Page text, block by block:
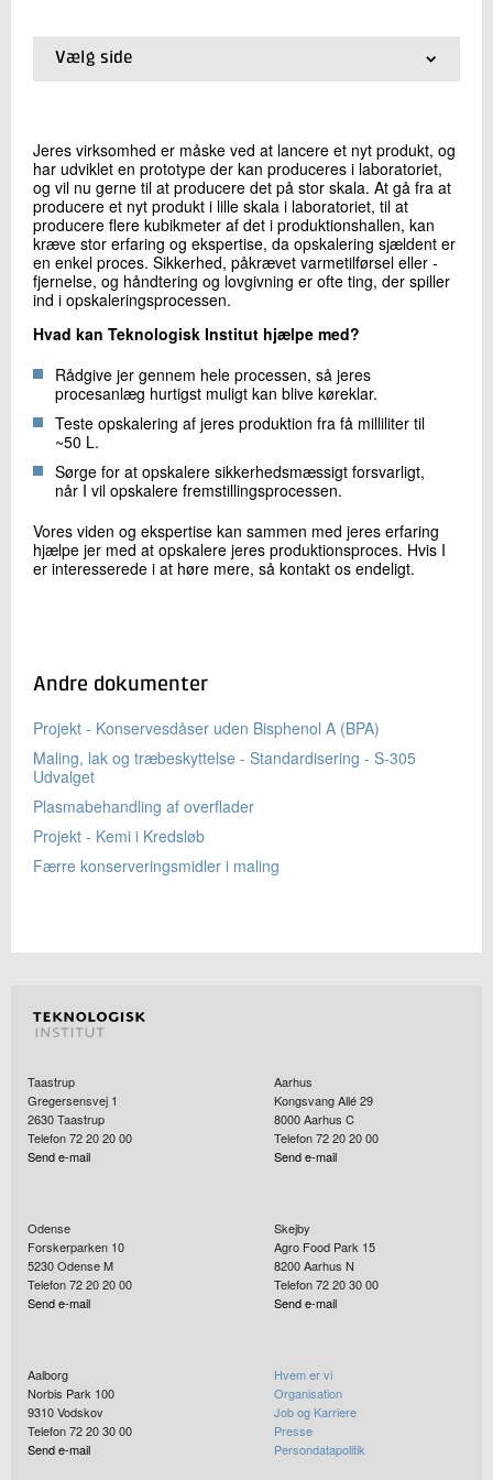
Send e-mail
Send
Vælg side
01.Forside
04.Genanvendelse og bedre materialeudnyttelse
05.Udvikling af prototyper
06.Integrering af nye teknologier
07.Opskalering
08.Lej en specialist
Jeres virksomhed er måske ved at lancere et nyt produkt, og
har udviklet en prototype der kan produceres i laboratoriet,
og vil nu gerne til at producere det på stor skala. At gå fra at
producere et nyt produkt i lille skala i laboratoriet, til at
producere flere kubikmeter af det i produktionshallen, kan
kræve stor erfaring og ekspertise, da opskalering sjældent er
en enkel proces. Sikkerhed, påkrævet varmetilførsel eller -
fjernelse, og håndtering og lovgivning er ofte ting, der spiller
ind i opskaleringsprocessen.
Hvad kan Teknologisk Institut hjælpe med?
Rådgive jer gennem hele processen, så jeres
procesanlæg hurtigst muligt kan blive køreklar.
Teste opskalering af jeres produktion fra få milliliter til
~50 L.
Sørge for at opskalere sikkerhedsmæssigt forsvarligt,
når I vil opskalere fremstillingsprocessen.
Vores viden og ekspertise kan sammen med jeres erfaring
hjælpe jer med at opskalere jeres produktionsproces. Hvis I
er interesserede i at høre mere, så kontakt os endeligt.
Andre dokumenter
Projekt - Konservesdåser uden Bisphenol A (BPA)
Maling, lak og træbeskyttelse - Standardisering - S-305
Udvalget
Plasmabehandling af overflader
Projekt - Kemi i Kredsløb
Færre konserveringsmidler i maling
Taastrup
Gregersensvej 1
2630Taastrup
Telefon 72 20 20 00
Send e-mail
Aarhus
Kongsvang Allé 29
8000Aarhus C
Telefon 72 20 20 00
Send e-mail
Odense
Forskerparken 10
5230Odense M
Telefon 72 20 20 00
Send e-mail
Skejby
Agro Food Park 15
8200Aarhus N
Telefon 72 20 30 00
Send e-mail
Aalborg
Norbis Park 100
9310Vodskov
Telefon 72 20 30 00
Send e-mail
Hvem er vi
Organisation
Job og Karriere
Presse
Persondatapolitik